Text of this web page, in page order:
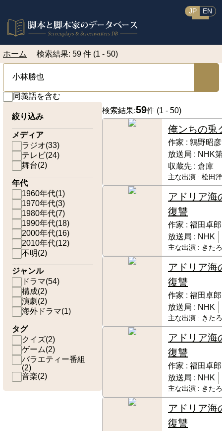
JP EN
ホーム 検索結果: 59 件 (1 - 50)
同義語を含む
絞り込み
メディア
ラジオ(33)
テレビ(24)
舞台(2)
年代
1960年代(1)
1970年代(3)
1980年代(7)
1990年代(18)
2000年代(16)
2010年代(12)
不明(2)
ジャンル
ドラマ(54)
構成(2)
演劇 (2)
海外ドラマ(1)
タグ
クイズ(2)
ゲーム(2)
バラエティー番組
(2)
音楽(2)
検索結果:59件 (1 - 50)
俺ンちの兎
作家 : 鶉野昭彦
放送局 : NHK
収蔵先 : 倉庫
主な出演 : 松田
アドリア海
復讐
作家 : 福田卓郎
放送局 : NHK
主な出演 : きた
アドリア海
復讐
作家 : 福田卓郎
放送局 : NHK
主な出演 : きた
アドリア海
復讐
作家 : 福田卓郎
放送局 : NHK
主な出演 : きた
アドリア海
復讐